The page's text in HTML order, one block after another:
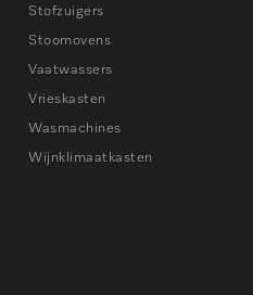
Stofzuigers
Stoomovens
Vaatwassers
Vrieskasten
Wasmachines
Wijnklimaatkasten